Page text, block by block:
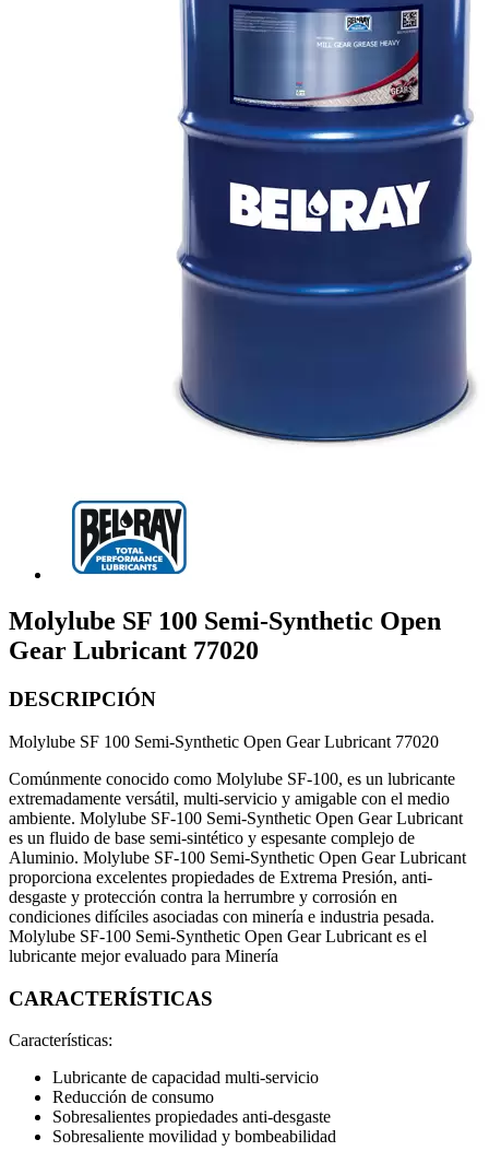
Molylube SF 100 Semi-Synthetic Open
Gear Lubricant 77020
DESCRIPCIÓN
Molylube SF 100 Semi-Synthetic Open Gear Lubricant 77020
Comúnmente conocido como Molylube SF-100, es un lubricante
extremadamente versátil, multi-servicio y amigable con el medio
ambiente. Molylube SF-100 Semi-Synthetic Open Gear Lubricant
es un fluido de base semi-sintético y espesante complejo de
Aluminio. Molylube SF-100 Semi-Synthetic Open Gear Lubricant
proporciona excelentes propiedades de Extrema Presión, anti-
desgaste y protección contra la herrumbre y corrosión en
condiciones difíciles asociadas con minería e industria pesada.
Molylube SF-100 Semi-Synthetic Open Gear Lubricant es el
lubricante mejor evaluado para Minería
CARACTERÍSTICAS
Características:
Lubricante de capacidad multi-servicio
Reducción de consumo
Sobresalientes propiedades anti-desgaste
Sobresaliente movilidad y bombeabilidad